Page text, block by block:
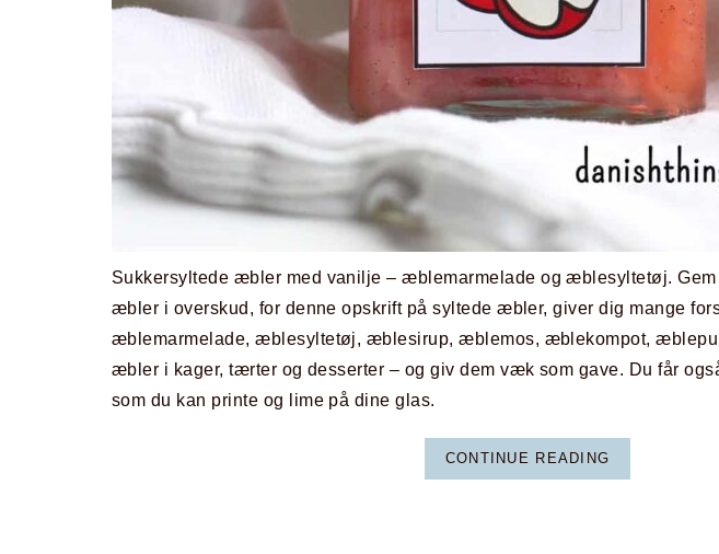
Sukkersyltede æbler med vanilje – æblemarmelade og æblesyltetøj.
æbler i overskud, for denne opskrift på syltede æbler, giver dig mange
æblemarmelade, æblesyltetøj, æblesirup, æblemos, æblekompot,
æbler i kager, tærter og desserter – og giv dem væk som gave. Du får
som du kan printe og lime på dine glas.
CONTINUE READING